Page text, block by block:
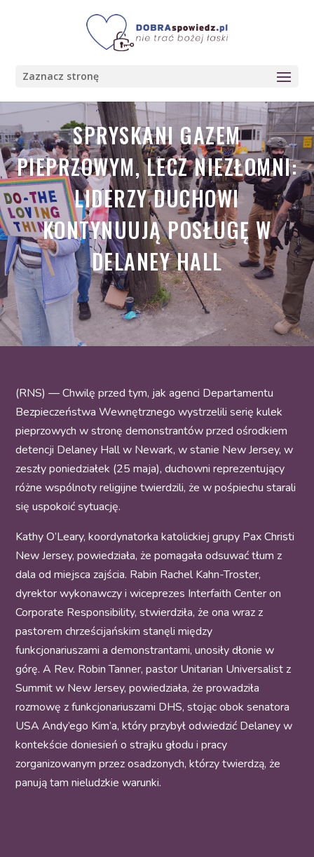
Zaznacz stronę
SPRYSKANI GAZEM
PIEPRZOWYM, LECZ NIEZŁOMNI:
LIDERZY DUCHOWI
KONTYNUUJĄ POSŁUGĘ W
DELANEY HALL
(RNS) — Chwilę przed tym, jak agenci Departamentu
Bezpieczeństwa Wewnętrznego wystrzelili serię kulek
pieprzowych w stronę demonstrantów przed ośrodkiem
detencji Delaney Hall w Newark, w stanie New Jersey, w
zeszły poniedziałek (25 maja), duchowni reprezentujący
różne wspólnoty religijne twierdzili, że w pośpiechu starali
się uspokoić sytuację.
Kathy O’Leary, koordynatorka katolickiej grupy Pax Christi
New Jersey, powiedziała, że pomagała odsuwać tłum z
dala od miejsca zajścia. Rabin Rachel Kahn-Troster,
dyrektor wykonawczy i wiceprezes Interfaith Center on
Corporate Responsibility, stwierdziła, że ona wraz z
pastorem chrześcijańskim stanęli między
funkcjonariuszami a demonstrantami, unosiły dłonie w
górę. A Rev. Robin Tanner, pastor Unitarian Universalist z
Summit w New Jersey, powiedziała, że prowadziła
rozmowę z funkcjonariuszami DHS, stojąc obok senatora
USA Andy’ego Kim’a, który przybył odwiedzić Delaney w
kontekście doniesień o strajku głodu i pracy
zorganizowanym przez osadzonych, którzy twierdzą, że
panują tam nieludzkie warunki.